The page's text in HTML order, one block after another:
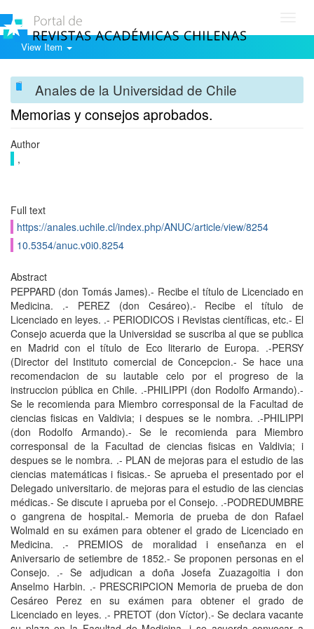
View Item
Anales de la Universidad de Chile
Memorias y consejos aprobados.
Author
,
Full text
https://anales.uchile.cl/index.php/ANUC/article/view/8254
10.5354/anuc.v0i0.8254
Abstract
PEPPARD (don Tomás James).- Recibe el título de Licenciado en
Medicina. .- PEREZ (don Cesáreo).- Recibe el título de
Licenciado en leyes. .- PERIODICOS i Revistas científicas, etc.- El
Consejo acuerda que la Universidad se suscriba al que se publica
en Madrid con el título de Eco literario de Europa. .-PERSY
(Director del Instituto comercial de Concepcion.- Se hace una
recomendacion de su lautable celo por el progreso de la
instruccion pública en Chile. .-PHILIPPI (don Rodolfo Armando).-
Se le recomienda para Miembro corresponsal de la Facultad de
ciencias fisicas en Valdivia; i despues se le nombra. .-PHILIPPI
(don Rodolfo Armando).- Se le recomienda para Miembro
corresponsal de la Facultad de ciencias fisicas en Valdivia; i
despues se le nombra. .- PLAN de mejoras para el estudio de las
ciencias matemáticas i fisicas.- Se aprueba el presentado por el
Delegado universitario. de mejoras para el estudio de las ciencias
médicas.- Se discute i aprueba por el Consejo. .-PODREDUMBRE
o gangrena de hospital.- Memoria de prueba de don Rafael
Wolmald en su exámen para obtener el grado de Licenciado en
Medicina. .- PREMIOS de moralidad i enseñanza en el
Aniversario de setiembre de 1852.- Se proponen personas en el
Consejo. .- Se adjudican a doña Josefa Zuazagoitia i don
Anselmo Harbin. .- PRESCRIPCION Memoria de prueba de don
Cesáreo Perez en su exámen para obtener el grado de
Licenciado en leyes. .- PRETOT (don Víctor).- Se declara vacante